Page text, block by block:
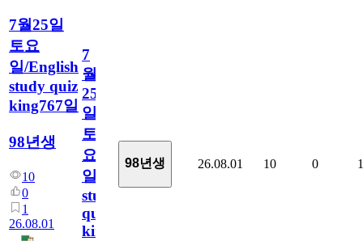
7월25일
토요
일/English
study quiz
king767일
98년생
10
0
1
26.08.01
7
월
25
일
토
요
일/English
study
quiz
king767
98년생 26.08.01 10 0 1